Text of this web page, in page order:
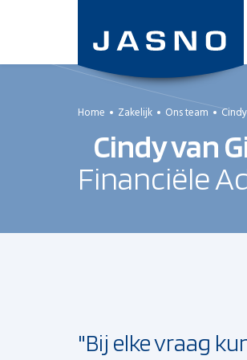
de
Home Zakelijk Ons team
Cindy van
Financiële
"Bij elke vraag